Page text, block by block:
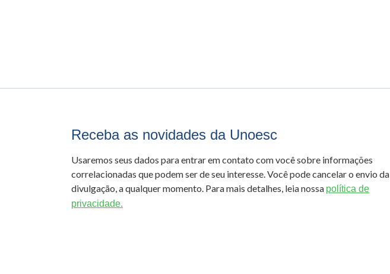
Receba as novidades da Unoesc
Usaremos seus dados para entrar em contato com você sobre informações
correlacionadas que podem ser de seu interesse. Você pode cancelar o envio da
divulgação, a qualquer momento. Para mais detalhes, leia nossa política de
privacidade.